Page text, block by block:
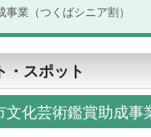
業（つくばシニア割）
・スポット
文化芸術鑑賞助成事